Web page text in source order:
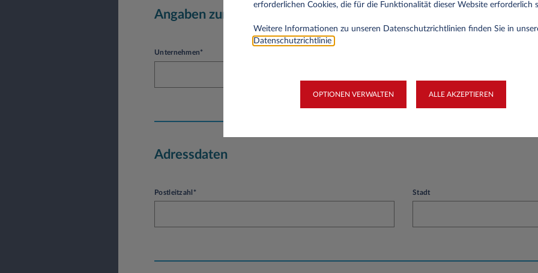
Angaben zum Unternehmen
Unternehmen*
Adressdaten
Postleitzahl* Stadt
erforderlichen Cookies, die für die Funktionalität dieser Website erforderlich
Weitere Informationen zu unseren Datenschutzrichtlinien finden Sie in
Datenschutzrichtlinie
OPTIONEN VERWALTEN ALLE AKZEPTIEREN